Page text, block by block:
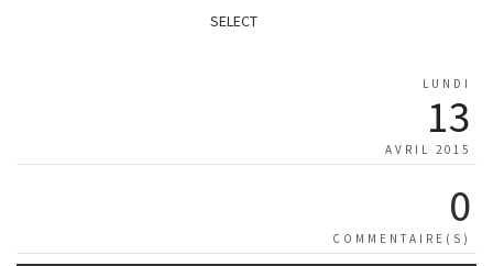
SELECT
LUNDI
13
AVRIL 2015
0
COMMENTAIRE(S)